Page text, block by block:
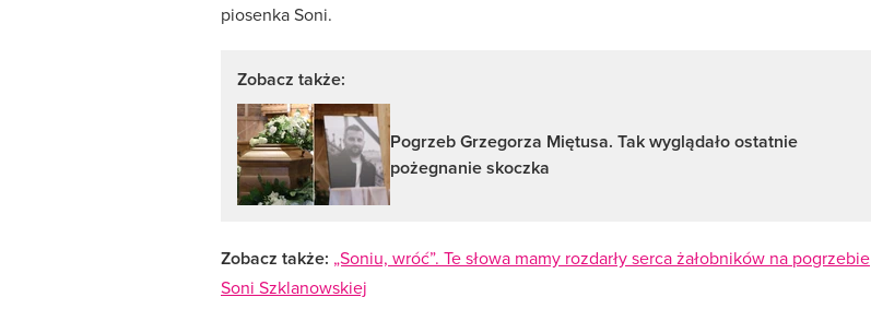
piosenka Soni.
Zobacz także:
Pogrzeb Grzegorza Miętusa. Tak wyglądało ostatnie
pożegnanie skoczka
Zobacz także: „Soniu, wróć”. Te słowa mamy rozdarły serca żałobników na pogrzebie
Soni Szklanowskiej